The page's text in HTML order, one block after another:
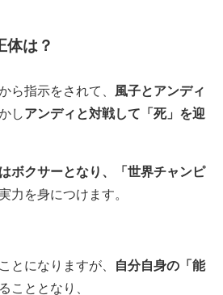
正体は？
ら指示をされて、
風子とアンディ
し アンディと対戦して「死」を迎
ボクサーとなり、「世界チャンピ
力を身につけます。
とになりますが、
自分自身の「能
こととなり、